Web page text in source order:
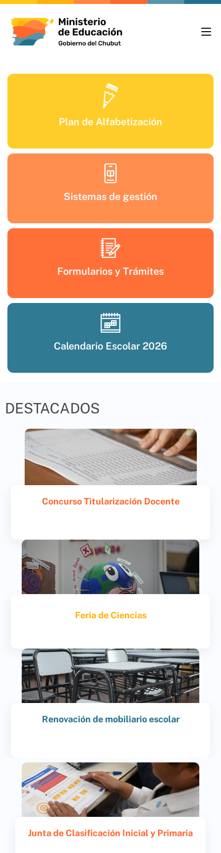
Plan de Alfabetización
Sistemas de gestión
Formularios y Trámites
Calendario Escolar 2026
DESTACADOS
Concurso Titularización Docente
Saber más
Feria de Ciencias
Saber más
Renovación de mobiliario escolar
Ver
Junta de Clasificación Inicial y Primaria